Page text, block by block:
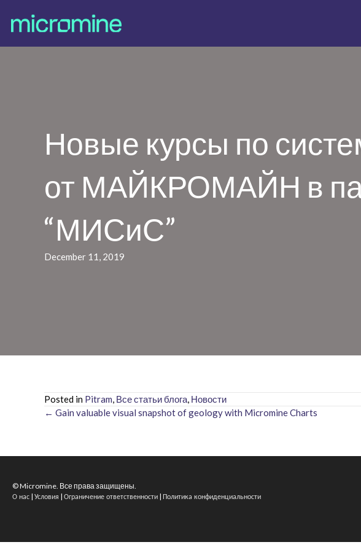
Новые курсы по
от МАЙКРОМАЙН в
“МИСиС”
December 11, 2019
Posted in Pitram, Все статьи блога, Новости
Posts
← Gain valuable visual snapshot of geology with Micromine Charts
© Micromine. Все права защищены.
О нас | Условия | Ограничение ответственности | Политика конфиденциальности